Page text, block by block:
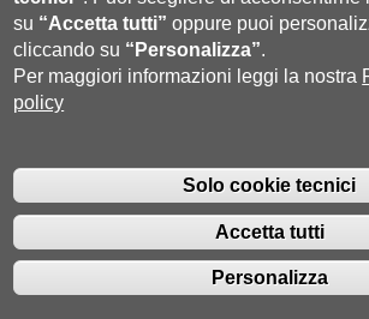
P.IVA 00273530527 | C.F. 80002070524 |
Pec: Posta Elettronica Certificata|Fatturazione
- URP - Ufficio Relazioni
0577 235555 (dal lunedì al venerdì dalle 9.30
su “Accetta tutti” oppure puoi
cliccando su “Personalizza”.
Per maggiori informazioni leggi la nostra
policy
Solo cookie tecnici
Accetta tutti
Personalizza